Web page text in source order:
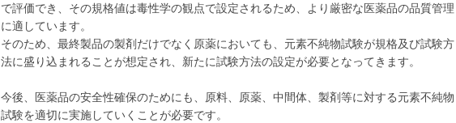
で評価でき、その規格値は毒性学の観点で設定されるため、より厳密な医薬品の品質管理
に適しています。
そのため、最終製品の製剤だけでなく原薬においても、元素不純物試験が規格及び試験方
法に盛り込まれることが想定され、新たに試験方法の設定が必要となってきます。
今後、医薬品の安全性確保のためにも、原料、原薬、中間体、製剤等に対する元素不純物
試験を適切に実施していくことが必要です。